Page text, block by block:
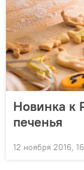
Новинка к
печенья
12 ноября 2016,